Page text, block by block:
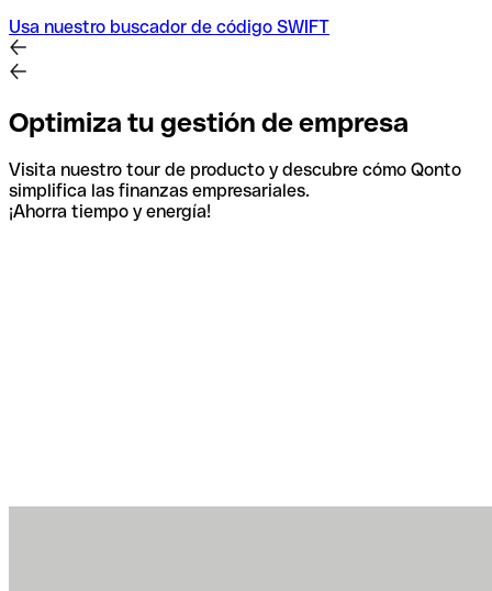
Usa nuestro buscador de código SWIFT
Optimiza tu gestión de empresa
Visita nuestro tour de producto y descubre cómo Qonto
simplifica las finanzas empresariales.
¡Ahorra tiempo y energía!